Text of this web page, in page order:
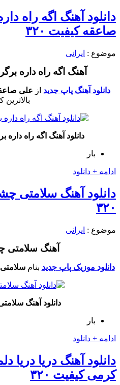
دانلود آهنگ اگه راه
صاعقه کیفیت ۳۲۰
موضوع : ایرانی
آهنگ اگه راه داره
دانلود آهنگ پاپ جدید از علی
بالاترین
دانلود آهنگ اگه راه داره
بار
ادامه + دانلود
۳۲۰
موضوع : ایرانی
آهنگ سلامتی
دانلود موزیک پاپ جدید بنامسلامتی
دانلود آهنگ سلامتی
بار
ادامه + دانلود
دانلود آهنگ دریا دریا
کرمی کیفیت ۳۲۰